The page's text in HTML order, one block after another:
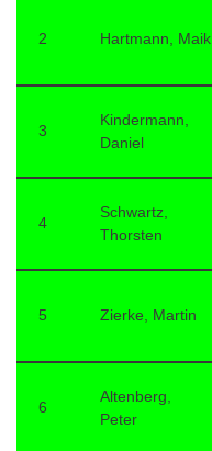
2 Hartmann, Maik
3
Kindermann,
Daniel
4
Schwartz,
Thorsten
5 Zierke, Martin
6
Altenberg,
Peter